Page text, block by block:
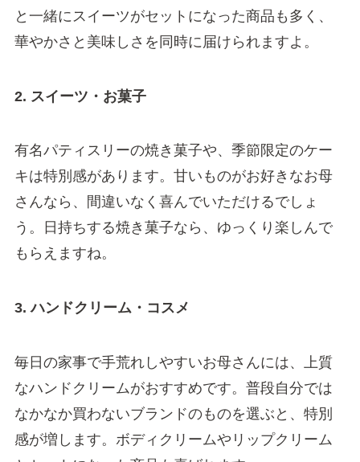
と一緒にスイーツがセットになった商品も多く、
華やかさと美味しさを同時に届けられますよ。
2. スイーツ・お菓子
有名パティスリーの焼き菓子や、季節限定のケー
キは特別感があります。甘いものがお好きなお母
さんなら、間違いなく喜んでいただけるでしょ
う。日持ちする焼き菓子なら、ゆっくり楽しんで
もらえますね。
3. ハンドクリーム・コスメ
毎日の家事で手荒れしやすいお母さんには、上質
なハンドクリームがおすすめです。普段自分では
なかなか買わないブランドのものを選ぶと、特別
感が増します。ボディクリームやリップクリーム